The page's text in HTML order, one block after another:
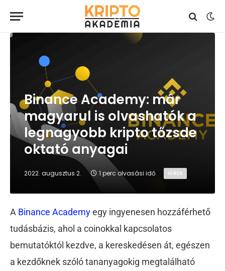
Binance Academy: már
magyarul is olvashatók a
legnagyobb kripto tőzsde
oktató anyagai
2022. augusztus 2. 1 perc olvasási idő HÍREK
A Binance Academyegy ingyenesen hozzáférhető
tudásbázis, ahol a coinokkal kapcsolatos
bemutatóktól kezdve, a kereskedésen át, egészen
a kezdőknek szóló tananyagokig megtalálható